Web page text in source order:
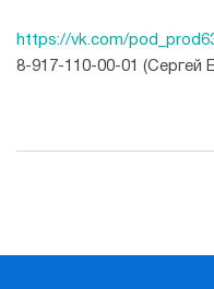
https://vk.com/
8-917-110-00-01 (Сергей